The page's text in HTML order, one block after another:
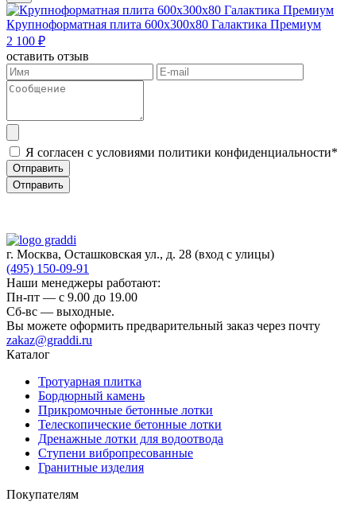
Крупноформатная плита 600х300х80 Галактика Премиум
2 100 ₽
оставить отзыв
Я согласен с условиями политики конфиденциальности*
Отправить
Отправить
г. Москва, Осташковская ул., д. 28 (вход с улицы)
(495) 150-09-91
Наши менеджеры работают:
Пн-пт — c 9.00 до 19.00
Сб-вс — выходные.
Вы можете оформить предварительный заказ через почту
zakaz@graddi.ru
Каталог
Тротуарная плитка
Бордюрный камень
Прикромочные бетонные лотки
Телескопические бетонные лотки
Дренажные лотки для водоотвода
Ступени вибропресованные
Гранитные изделия
Покупателям